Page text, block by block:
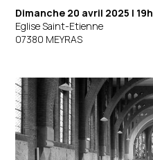
Dimanche 20 avril 2025 | 19h
Eglise Saint-Etienne
07380 MEYRAS